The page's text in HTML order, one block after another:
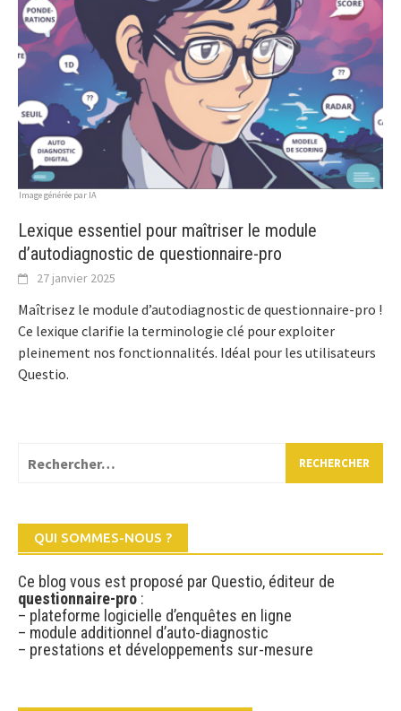
Image générée par IA
Lexique essentiel pour maîtriser le module
d’autodiagnostic de questionnaire-pro
27 janvier 2025
Maîtrisez le module d’autodiagnostic de questionnaire-pro !
Ce lexique clarifie la terminologie clé pour exploiter
pleinement nos fonctionnalités. Idéal pour les utilisateurs
Questio.
QUI SOMMES-NOUS ?
Ce blog vous est proposé par Questio, éditeur de
questionnaire-pro :
– plateforme logicielle d’enquêtes en ligne
– module additionnel d’auto-diagnostic
– prestations et développements sur-mesure